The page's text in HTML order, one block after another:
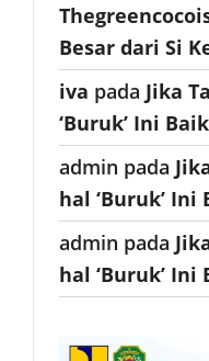
Besar dari Si
iva pada Jika
‘Buruk’ Ini
admin pada
hal ‘Buruk’
admin pada
hal ‘Buruk’